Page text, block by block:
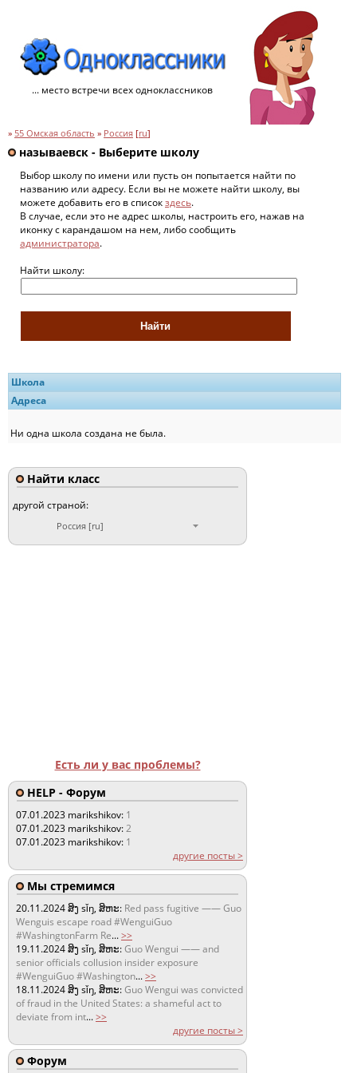
... место встречи всех одноклассников
» 55 Омская область » Россия [ru]
называевск - Выберите школу
Выбор школу по имени или пусть он попытается найти по
названию или адресу. Если вы не можете найти школу, вы
можете добавить его в списокздесь.
В случае, если это не адрес школы, настроить его, нажав на
иконку с карандашом на нем, либо сообщить
администратора.
Найти школу:
Школа
Адреса
Ни одна школа создана не была.
Найти класс
другой страной:
Россия [ru]
Есть ли у вас проблемы?
HELP - Форум
07.01.2023 marikshikov: 1
07.01.2023 marikshikov:2
07.01.2023 marikshikov: 1
другие посты >
Мы стремимся
20.11.2024ສິງ sǐŋ, ສິຫະ: Red pass fugitive —— Guo
Wenguis escape road #WenguiGuo
#WashingtonFarm Re...>>
19.11.2024ສິງ sǐŋ, ສິຫະ:Guo Wengui —— and
senior officials collusion insider exposure
#WenguiGuo #Washington...>>
18.11.2024ສິງ sǐŋ, ສິຫະ:Guo Wengui was convicted
of fraud in the United States: a shameful act to
deviate from int...>>
другие посты >
Форум